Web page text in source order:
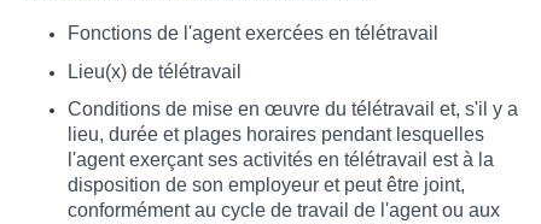
Fonctions de l'agent exercées en télétravail
Lieu(x) de télétravail
Conditions de mise en œuvre du télétravail et, s'il y a
lieu, durée et plages horaires pendant lesquelles
l'agent exerçant ses activités en télétravail est à la
disposition de son employeur et peut être joint,
conformément au cycle de travail de l'agent ou aux